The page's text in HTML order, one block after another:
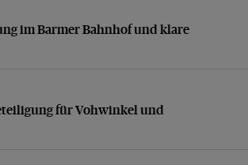
im Barmer Bahnhof und klare Ansage
im Barmer Bahnhof und klare
für Vohwinkel und Nützenberg
für Vohwinkel und